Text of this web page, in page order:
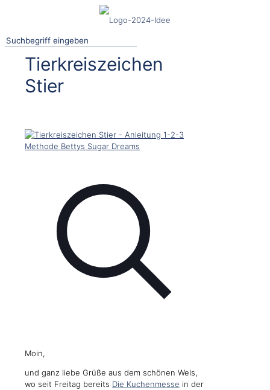
Tierkreiszeichen
Stier
Moin,
und ganz liebe Grüße aus dem schönen Wels,
wo seit Freitag bereits Die Kuchenmesse in der